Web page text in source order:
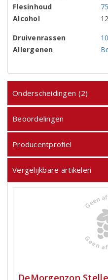
Flesinhoud
Alcohol
Druivenrassen
Allergenen
Onderscheidingen (2)
Beoordelingen
Producentprofiel
Vergelijkbare artikelen
DeMorgenzon